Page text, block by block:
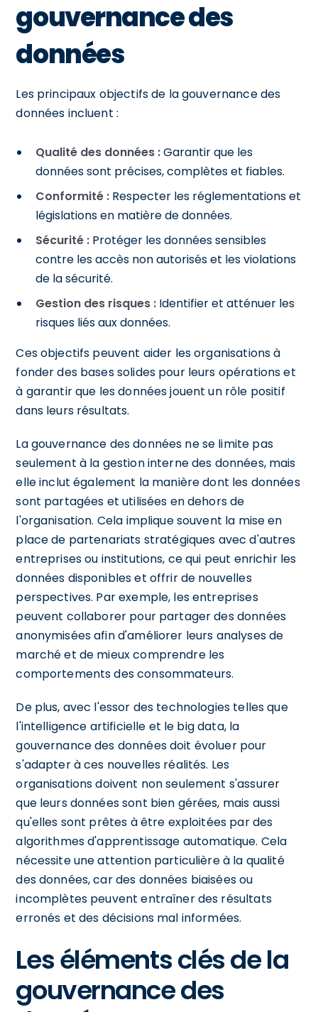
gouvernance des
données
Les principaux objectifs de la gouvernance des
données incluent :
Qualité des données :Garantir que les
données sont précises, complètes et fiables.
Conformité : Respecter les réglementations et
législations en matière de données.
Sécurité : Protéger les données sensibles
contre les accès non autorisés et les violations
de la sécurité.
Gestion des risques : Identifier et atténuer les
risques liés aux données.
Ces objectifs peuvent aider les organisations à
fonder des bases solides pour leurs opérations et
à garantir que les données jouent un rôle positif
dans leurs résultats.
La gouvernance des données ne se limite pas
seulement à la gestion interne des données, mais
elle inclut également la manière dont les données
sont partagées et utilisées en dehors de
l'organisation. Cela implique souvent la mise en
place de partenariats stratégiques avec d'autres
entreprises ou institutions, ce qui peut enrichir les
données disponibles et offrir de nouvelles
perspectives. Par exemple, les entreprises
peuvent collaborer pour partager des données
anonymisées afin d'améliorer leurs analyses de
marché et de mieux comprendre les
comportements des consommateurs.
De plus, avec l'essor des technologies telles que
l'intelligence artificielle et le big data, la
gouvernance des données doit évoluer pour
s'adapter à ces nouvelles réalités. Les
organisations doivent non seulement s'assurer
que leurs données sont bien gérées, mais aussi
qu'elles sont prêtes à être exploitées par des
algorithmes d'apprentissage automatique. Cela
nécessite une attention particulière à la qualité
des données, car des données biaisées ou
incomplètes peuvent entraîner des résultats
erronés et des décisions mal informées.
Les éléments clés de la
gouvernance des